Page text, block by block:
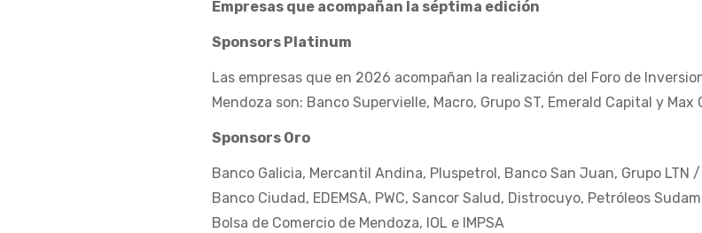
Empresas que acompañan la séptima edición
Sponsors Platinum
Las empresas que en 2026 acompañan la realización del Foro de
Mendoza son: Banco Supervielle, Macro, Grupo ST, Emerald Capital y Max
Sponsors Oro
Banco Galicia, Mercantil Andina, Pluspetrol, Banco San Juan, Grupo LTN
Banco Ciudad, EDEMSA, PWC, Sancor Salud, Distrocuyo, Petróleos
Bolsa de Comercio de Mendoza, IOL e IMPSA